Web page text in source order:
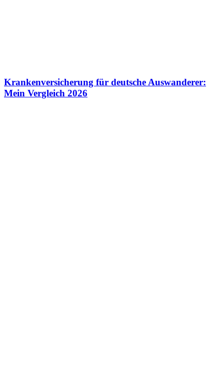
Krankenversicherung für deutsche Auswanderer:
Mein Vergleich 2026